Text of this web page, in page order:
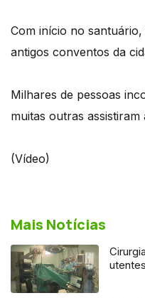
Com início no
antigos conventos da
Milhares de pessoas
muitas outras assistiram
(Vídeo)
Mais Notícias